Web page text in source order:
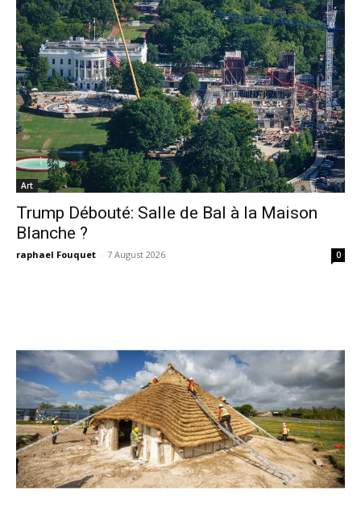
Art
Trump Débouté: Salle de Bal à la Maison
Blanche ?
raphael Fouquet - 7 August 2026 0